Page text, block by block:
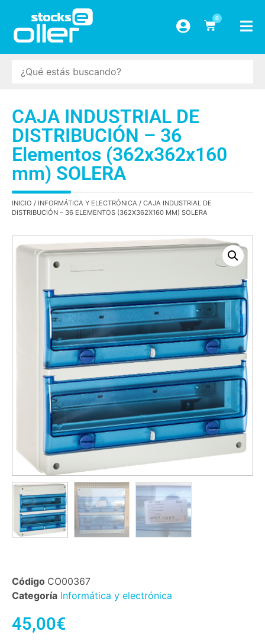
0
CAJA INDUSTRIAL DE
DISTRIBUCIÓN – 36
Elementos (362x362x160
mm) SOLERA
INICIO / INFORMÁTICA Y ELECTRÓNICA / CAJA INDUSTRIAL DE
DISTRIBUCIÓN – 36 ELEMENTOS (362X362X160 MM) SOLERA
Código CO00367
Categoría Informática y electrónica
45,00€